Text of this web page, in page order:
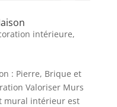
intérieure,
: Pierre, Brique et
Valoriser Murs
mural intérieur est